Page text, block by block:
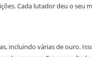
Cada lutador deu o seu
incluindo várias de ouro.